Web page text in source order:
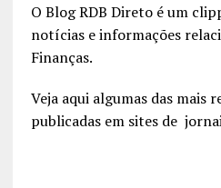
O Blog RDB Direto é um
notícias e informações
Finanças.
Veja aqui algumas das mais
publicadas em sites de